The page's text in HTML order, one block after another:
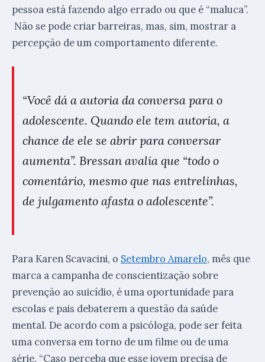
pessoa está fazendo algo errado ou que é “maluca”.
Não se pode criar barreiras, mas, sim, mostrar a
percepção de um comportamento diferente.
“Você dá a autoria da conversa para o
adolescente. Quando ele tem autoria, a
chance de ele se abrir para conversar
aumenta”. Bressan avalia que “todo o
comentário, mesmo que nas entrelinhas,
de julgamento afasta o adolescente”.
Para Karen Scavacini, o Setembro Amarelo, mês que
marca a campanha de conscientização sobre
prevenção ao suicídio, é uma oportunidade para
escolas e pais debaterem a questão da saúde
mental. De acordo com a psicóloga, pode ser feita
uma conversa em torno de um filme ou de uma
série. “Caso perceba que esse jovem precisa de